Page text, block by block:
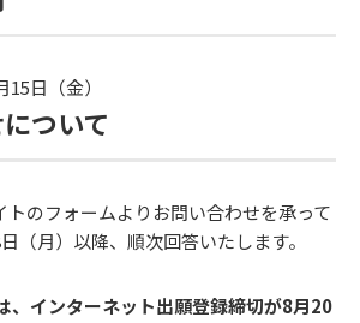
日（金）
ついて
トのフォームよりお問い合わせを承って
（月）以降、順次回答いたします。
、インターネット出願登録締切が8月20